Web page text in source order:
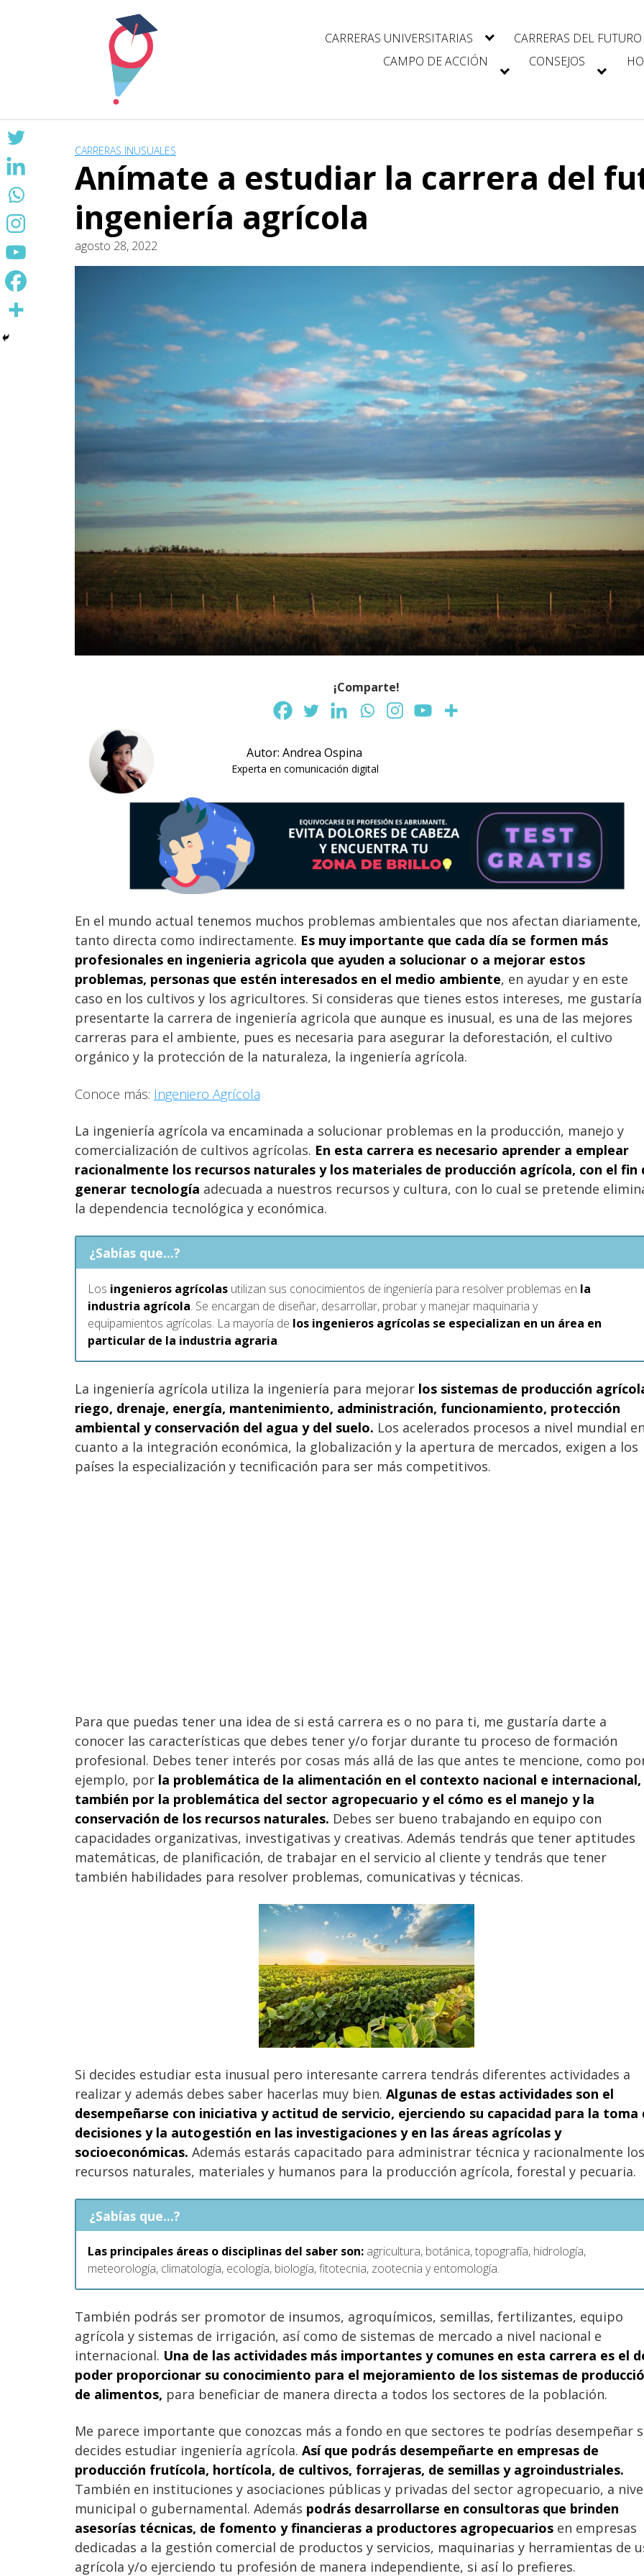
CARRERAS UNIVERSITARIAS
CARRERAS DEL FUTURO
CAMPO DE ACCIÓN
CONSEJOS
CARRERAS INUSUALES
Anímate a estudiar la carrera del
ingeniería agrícola
agosto 28, 2022
¡Comparte!
Autor: Andrea Ospina
Experta en comunicación digital
En el mundo actual tenemos muchos problemas ambientales que nos afectan diariamente,
tanto directa como indirectamente. Es muy importante que cada día se formen más
profesionales en ingenieria agricola que ayuden a solucionar o a mejorar estos
problemas, personas que estén interesados en el medio ambiente, en ayudar y en este
caso en los cultivos y los agricultores. Si consideras que tienes estos intereses, me gustaría
presentarte la carrera de ingeniería agricola que aunque es inusual, es una de las mejores
carreras para el ambiente, pues es necesaria para asegurar la deforestación, el cultivo
orgánico y la protección de la naturaleza, la ingeniería agrícola.
Conoce más: Ingeniero Agrícola
La ingeniería agrícola va encaminada a solucionar problemas en la producción, manejo y
comercialización de cultivos agrícolas. En esta carrera es necesario aprender a emplear
racionalmente los recursos naturales y los materiales de producción agrícola, con el fin
generar tecnología adecuada a nuestros recursos y cultura, con lo cual se pretende
la dependencia tecnológica y económica.
¿Sabías que...?
Los ingenieros agrícolas utilizan sus conocimientos de ingeniería para resolver problemas en la
industria agrícola. Se encargan de diseñar, desarrollar, probar y manejar maquinaria y
equipamientos agrícolas. La mayoría de los ingenieros agrícolas se especializan en un área en
particular de la industria agraria.
La ingeniería agrícola utiliza la ingeniería para mejorar los sistemas de producción
riego, drenaje, energía, mantenimiento, administración, funcionamiento, protección
ambiental y conservación del agua y del suelo. Los acelerados procesos a nivel mundial
cuanto a la integración económica, la globalización y la apertura de mercados, exigen a los
países la especialización y tecnificación para ser más competitivos.
Para que puedas tener una idea de si está carrera es o no para ti, me gustaría darte a
conocer las características que debes tener y/o forjar durante tu proceso de formación
profesional. Debes tener interés por cosas más allá de las que antes te mencione, como
ejemplo, por la problemática de la alimentación en el contexto nacional e internacional,
también por la problemática del sector agropecuario y el cómo es el manejo y la
conservación de los recursos naturales. Debes ser bueno trabajando en equipo con
capacidades organizativas, investigativas y creativas. Además tendrás que tener aptitudes
matemáticas, de planificación, de trabajar en el servicio al cliente y tendrás que tener
también habilidades para resolver problemas, comunicativas y técnicas.
Si decides estudiar esta inusual pero interesante carrera tendrás diferentes actividades a
realizar y además debes saber hacerlas muy bien. Algunas de estas actividades son el
desempeñarse con iniciativa y actitud de servicio, ejerciendo su capacidad para la toma
decisiones y la autogestión en las investigaciones y en las áreas agrícolas y
socioeconómicas. Además estarás capacitado para administrar técnica y racionalmente los
recursos naturales, materiales y humanos para la producción agrícola, forestal y pecuaria.
¿Sabías que...?
Las principales áreas o disciplinas del saber son: agricultura, botánica, topografía, hidrología,
meteorología, climatología, ecología, biología, fitotecnia, zootecnia y entomología.
También podrás ser promotor de insumos, agroquímicos, semillas, fertilizantes, equipo
agrícola y sistemas de irrigación, así como de sistemas de mercado a nivel nacional e
internacional. Una de las actividades más importantes y comunes en esta carrera es el
poder proporcionar su conocimiento para el mejoramiento de los sistemas de
de alimentos, para beneficiar de manera directa a todos los sectores de la población.
Me parece importante que conozcas más a fondo en que sectores te podrías desempeñar
decides estudiar ingeniería agrícola. Así que podrás desempeñarte en empresas de
producción frutícola, hortícola, de cultivos, forrajeras, de semillas y agroindustriales.
También en instituciones y asociaciones públicas y privadas del sector agropecuario, a
municipal o gubernamental. Además podrás desarrollarse en consultoras que brinden
asesorías técnicas, de fomento y financieras a productores agropecuarios en empresas
dedicadas a la gestión comercial de productos y servicios, maquinarias y herramientas de
agrícola y/o ejerciendo tu profesión de manera independiente, si así lo prefieres.